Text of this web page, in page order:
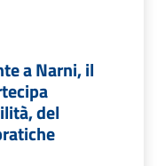
a Narni, il
del